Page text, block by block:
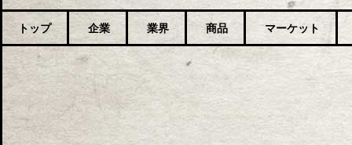
トップ 企業 業界 商品 マーケット